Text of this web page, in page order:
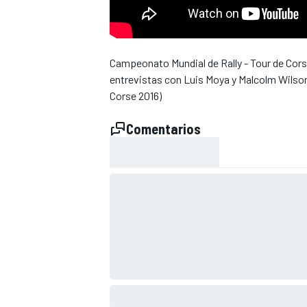
Campeonato Mundial de Rally - Tour de
entrevistas con Luis Moya y Malcolm
Corse 2016)
Comentarios